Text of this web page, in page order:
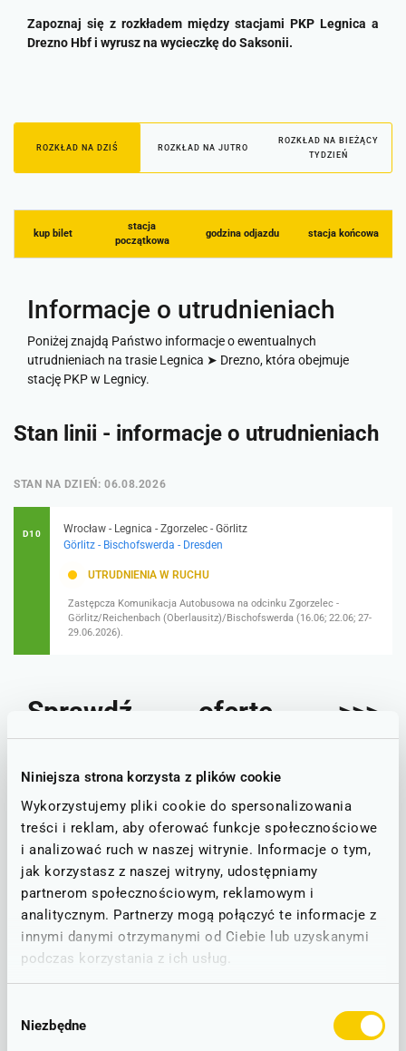
Niniejsza strona korzysta z plików cookie
Wykorzystujemy pliki cookie do spersonalizowania
treści i reklam, aby oferować funkcje społecznościowe
i analizować ruch w naszej witrynie. Informacje o tym,
jak korzystasz z naszej witryny, udostępniamy
partnerom społecznościowym, reklamowym i
analitycznym. Partnerzy mogą połączyć te informacje z
innymi danymi otrzymanymi od Ciebie lub uzyskanymi
podczas korzystania z ich usług.
zgody
Niezbędne
Zapoznaj się z rozkładem między stacjami PKP Legnica a
Drezno Hbf i wyrusz na wycieczkę do Saksonii.
ROZKŁAD NA DZIŚ ROZKŁAD NA JUTRO
ROZKŁAD NA BIEŻĄCY
TYDZIEŃ
stacja
początkowa
godzina odjazdu stacja końcowa
kup bilet
Informacje o utrudnieniach
Poniżej znajdą Państwo informacje o ewentualnych
utrudnieniach na trasie Legnica ➤ Drezno, która obejmuje
stację PKP w Legnicy.
Stan linii - informacje o utrudnieniach
STAN NA DZIEŃ: 06.08.2026
D10
Wrocław - Legnica - Zgorzelec - Görlitz
Görlitz - Bischofswerda - Dresden
Zastępcza Komunikacja Autobusowa na odcinku Zgorzelec -
Görlitz/Reichenbach (Oberlausitz)/Bischofswerda (16.06; 22.06; 27-
29.06.2026).
UTRUDNIENIA W RUCHU
Sprawdź ofertę >>>
Rozkład jazdy Legnica -
Drezno
Kilka pociągów dziennie, od poniedziałku do niedzieli, w
godzinach umożliwiających swobodną przesiadkę w Görlitz –
tak przedstawia się rozkład jazdy Legnica-Drezno. Ze
szczegółami „Promocja Drezdeńska” można zapoznać się,
klikając w powyższy link.
LINIOWY SCHEMAT POŁĄCZEŃ